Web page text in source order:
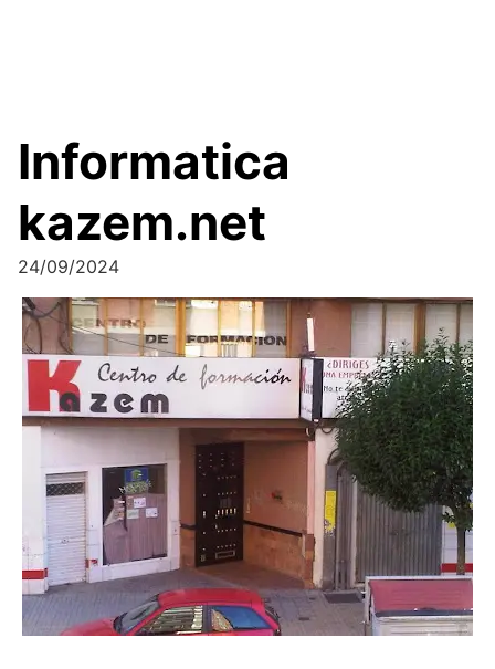
Informatica
kazem.net
24/09/2024